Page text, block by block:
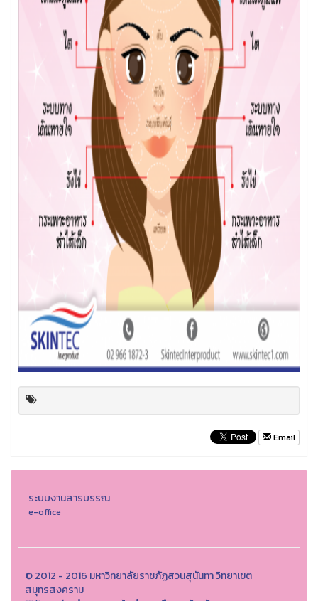
Email
ระบบงานสารบรรณ
e-office
© 2012 - 2016 มหาวิทยาลัยราชภัฏสวนสุนันทา วิทยาเขต
สมุทรสงคราม